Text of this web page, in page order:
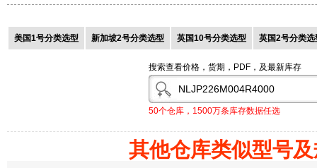
美国1号分类选型 新加坡2号分类选型 英国10号分类选型 英国2号分类选
搜索查看价格，货期，PDF，及最新库存
50个仓库，1500万条库存数据任选
其他仓库类似型号